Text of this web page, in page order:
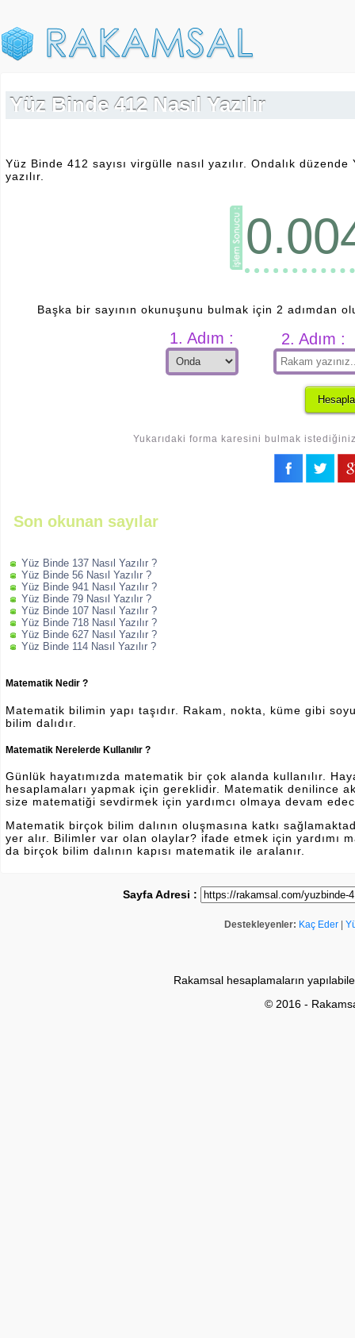
Yüz Binde 412 Nasıl Yazılır
Yüz Binde 412 sayısı virgülle nasıl yazılır. Ondalık
yazılır.
Başka bir sayının okunuşunu bulmak için 2 adımdan
1. Adım : 2. Adım :
Yukarıdaki forma karesini bulmak
Son okunan sayılar
Yüz Binde 137 Nasıl Yazılır ?
Yüz Binde 56 Nasıl Yazılır ?
Yüz Binde 941 Nasıl Yazılır ?
Yüz Binde 79 Nasıl Yazılır ?
Yüz Binde 107 Nasıl Yazılır ?
Yüz Binde 718 Nasıl Yazılır ?
Yüz Binde 627 Nasıl Yazılır ?
Yüz Binde 114 Nasıl Yazılır ?
Matematik Nedir ?
Matematik bilimin yapı taşıdır. Rakam, nokta, küme gibi
bilim dalıdır.
Matematik Nerelerde Kullanılır ?
Günlük hayatımızda matematik bir çok alanda kullanılır.
hesaplamaları yapmak için gereklidir. Matematik denilince
size matematiği sevdirmek için yardımcı olmaya devam
Matematik birçok bilim dalının oluşmasına katkı
yer alır. Bilimler var olan olaylar? ifade etmek için yardımı
da birçok bilim dalının kapısı matematik ile aralanır.
Sayfa Adresi :
Destekleyenler: Kaç Eder
Rakamsal hesaplamaların
© 2016 -